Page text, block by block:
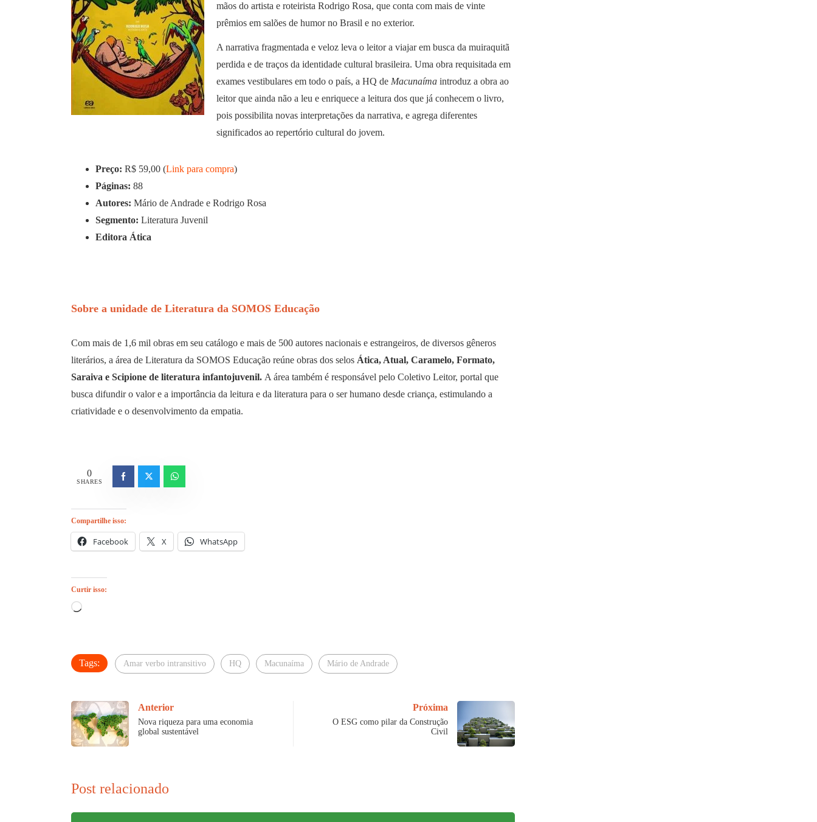
mãos do artista e roteirista Rodrigo Rosa, que conta com mais de vinte
prêmios em salões de humor no Brasil e no exterior.
A narrativa fragmentada e veloz leva o leitor a viajar em busca da muiraquitã
perdida e de traços da identidade cultural brasileira. Uma obra requisitada em
exames vestibulares em todo o país, a HQ de Macunaíma introduz a obra ao
leitor que ainda não a leu e enriquece a leitura dos que já conhecem o livro,
pois possibilita novas interpretações da narrativa, e agrega diferentes
significados ao repertório cultural do jovem.
Preço: R$ 59,00 (Link para compra)
Páginas: 88
Autores: Mário de Andrade e Rodrigo Rosa
Segmento: Literatura Juvenil
Editora Ática
Sobre a unidade de Literatura da SOMOS Educação
Com mais de 1,6 mil obras em seu catálogo e mais de 500 autores nacionais e estrangeiros, de diversos gêneros
literários, a área de Literatura da SOMOS Educação reúne obras dos selos Ática, Atual, Caramelo, Formato,
Saraiva e Scipione de literatura infantojuvenil. A área também é responsável pelo Coletivo Leitor, portal que
busca difundir o valor e a importância da leitura e da literatura para o ser humano desde criança, estimulando a
criatividade e o desenvolvimento da empatia.
0
SHARES
Compartilhe isso:
Facebook X WhatsApp
Curtir isso:
Carregando...
Tags: Amar verbo intransitivo HQ Macunaíma Mário de Andrade
Anterior
Nova riqueza para uma economia
global sustentável
Próxima
O ESG como pilar da Construção
Civil
Post relacionado